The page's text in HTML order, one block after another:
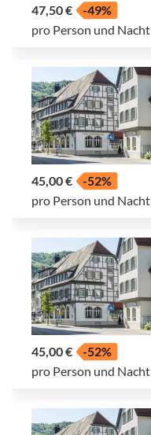
47,50 €
-49%
pro Person und Nacht
45,00 €
-52%
pro Person und Nacht
45,00 €
-52%
pro Person und Nacht